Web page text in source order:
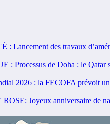
Lancement des travaux
: Processus de Doha : le Qatar
2026 : la FECOFA prévoit
Joyeux anniversaire de